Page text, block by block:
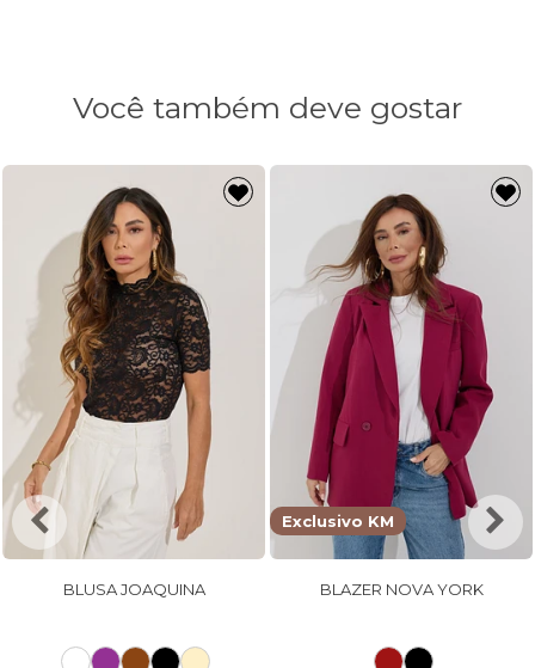
Você também deve gostar
BLUSA JOAQUINA
Exclusivo KM
BLAZER NOVA YORK